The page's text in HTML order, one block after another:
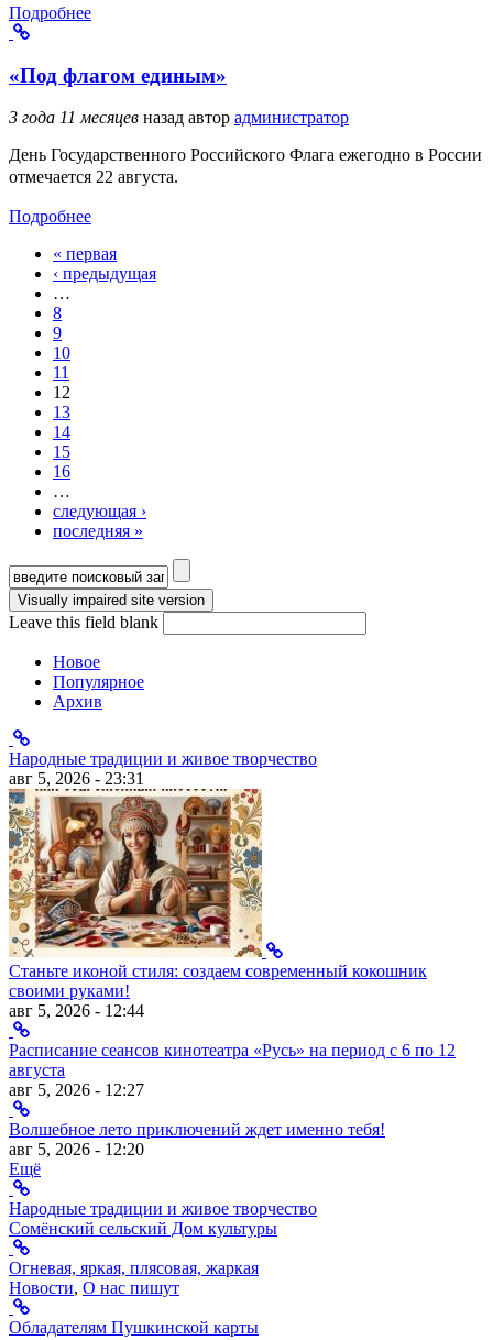
Подробнее
«Под флагом единым»
3 года 11 месяцев назад автор администратор
День Государственного Российского Флага ежегодно в России
отмечается 22 августа.
Подробнее
Страницы
« первая
‹ предыдущая
…
8
9
10
11
12
13
14
15
16
…
следующая ›
последняя »
Форма поиска
Leave this field blank
Новое
Популярное
Архив
Народные традиции и живое творчество
авг 5, 2026 - 23:31
Станьте иконой стиля: создаем современный кокошник
своими руками!
авг 5, 2026 - 12:44
Расписание сеансов кинотеатра «Русь» на период с 6 по 12
августа
авг 5, 2026 - 12:27
Волшебное лето приключений ждет именно тебя!
авг 5, 2026 - 12:20
Ещё
Народные традиции и живое творчество
Сомёнский сельский Дом культуры
Огневая, яркая, плясовая, жаркая
Новости, О нас пишут
Обладателям Пушкинской карты